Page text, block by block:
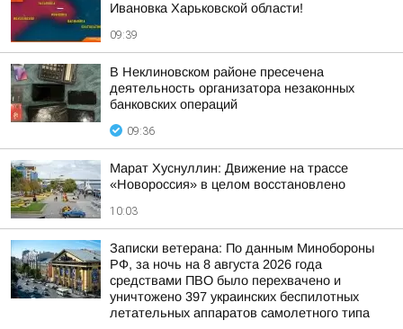
Ивановка Харьковской области!
09:39
В Неклиновском районе пресечена
деятельность организатора незаконных
банковских операций
09:36
Марат Хуснуллин: Движение на трассе
«Новороссия» в целом восстановлено
10:03
Записки ветерана: По данным Минобороны
РФ, за ночь на 8 августа 2026 года
средствами ПВО было перехвачено и
уничтожено 397 украинских беспилотных
летательных аппаратов самолетного типа